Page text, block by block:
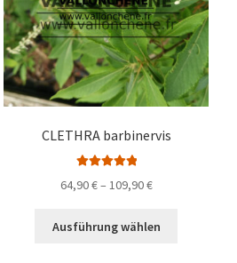
CLETHRA barbinervis
von 5
64,90€– 109,90€Preisspanne:
bis
Ausführung wählen